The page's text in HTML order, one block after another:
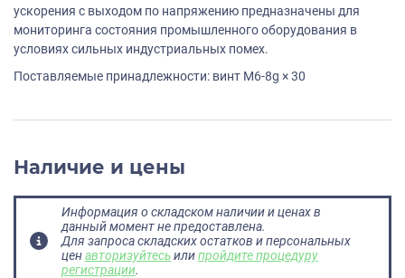
ускорения с выходом по напряжению предназначены для
мониторинга состояния промышленного оборудования в
условиях сильных индустриальных помех.
Поставляемые принадлежности: винт M6-8g × 30
Наличие и цены
Информация о складском наличии и ценах в
данный момент не предоставлена.
Для запроса складских остатков и персональных
ценавторизуйтесьилипройдите процедуру
регистрации.